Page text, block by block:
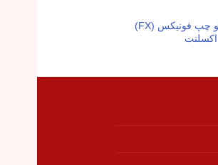
کمک فنر جلو چپ فونیکس (FX)
اکسلنت